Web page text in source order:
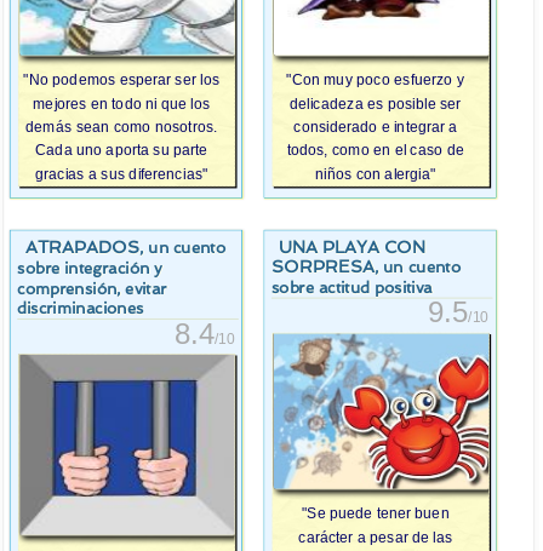
"No podemos esperar ser los
mejores en todo ni que los
demás sean como nosotros.
Cada uno aporta su parte
gracias a sus diferencias"
"Con muy poco esfuerzo y
delicadeza es posible ser
considerado e integrar a
todos, como en el caso de
niños con alergia"
ATRAPADOS, un cuento
sobre integración y
comprensión, evitar
discriminaciones
8.4/10
UNA PLAYA CON
SORPRESA, un cuento
sobre actitud positiva
9.5/10
"Se puede tener buen
carácter a pesar de las